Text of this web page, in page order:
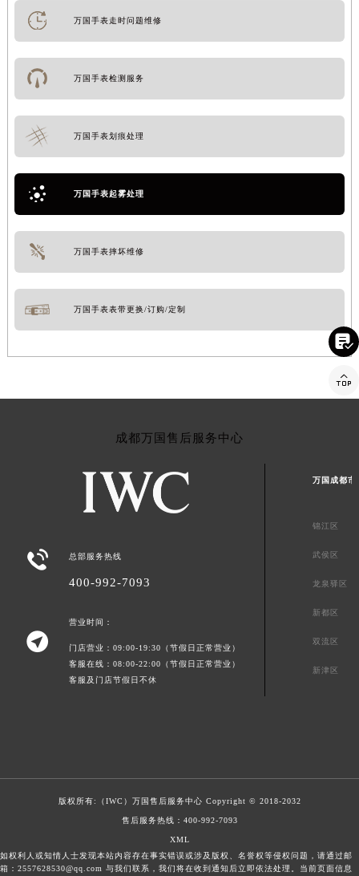
万国手表走时问题维修
万国手表检测服务
万国手表划痕处理
万国手表起雾处理
万国手表摔坏维修
万国手表表带更换/订购/定制
成都万国售后服务中心
 总部服务热线
400-992-7093

营业时间：
门店营业：09:00-19:30（节假日正常营业）
客服在线：08:00-22:00（节假日正常营业）
客服及门店节假日不休
万国成都市
锦江区
武侯区
龙泉驿区
新都区
双流区
新津区
版权所有:（IWC） 万国售后服务中心 Copyright © 2018-2032
售后服务热线： 400-992-7093
XML
如权利人或知情人士发现本站内容存在事实错误或涉及版权、名誉权等侵权问题，请通过邮
箱：2557628530@qq.com 与我们联系，我们将在收到通知后立即依法处理。当前页面信息

